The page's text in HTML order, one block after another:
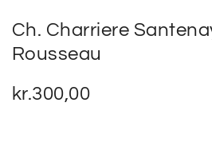
Ch. Charriere
Rousseau
kr.300,00